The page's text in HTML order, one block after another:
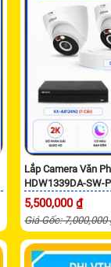
Lắp Camera Văn
HDW1339DA-SW-P
5,500,000 ₫
Giá Gốc: 7,000,000